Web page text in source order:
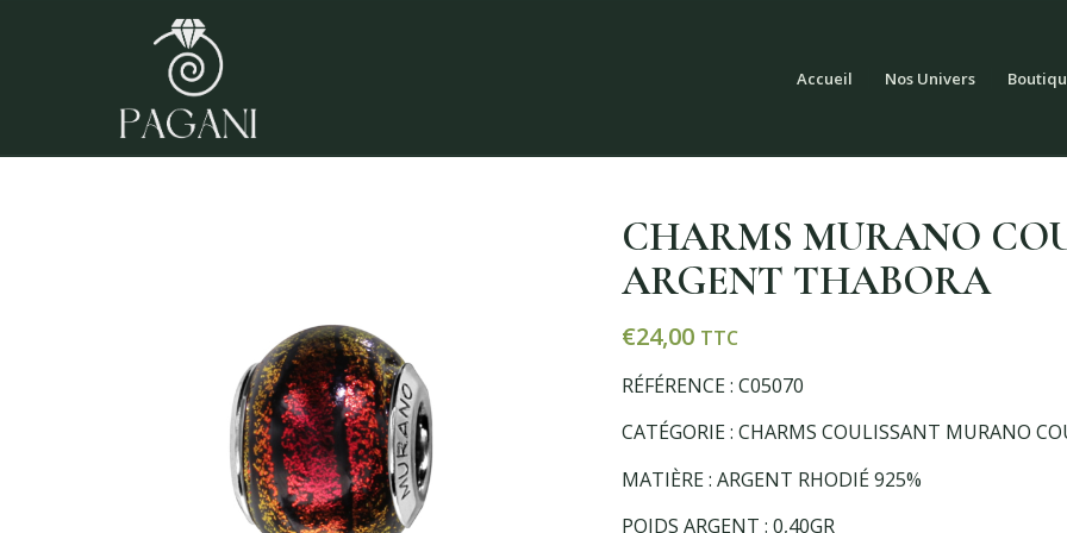
Accueil Nos Univers
CHARMS MURANO
ARGENT THABORA
€24,00 TTC
RÉFÉRENCE : C05070
CATÉGORIE : CHARMS COULISSANT MURANO
MATIÈRE : ARGENT RHODIÉ 925%
POIDS ARGENT : 0,40GR